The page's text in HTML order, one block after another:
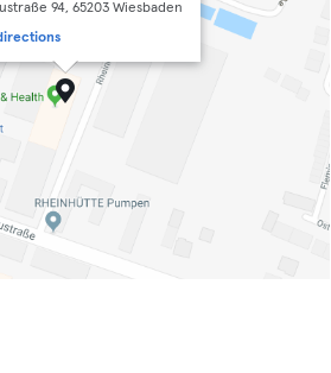
94, 65203 Wiesbaden